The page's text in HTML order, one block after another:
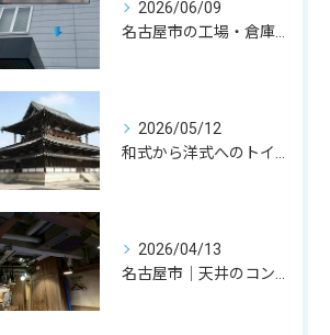
2026/06/09
2026/05/12
2026/04/13